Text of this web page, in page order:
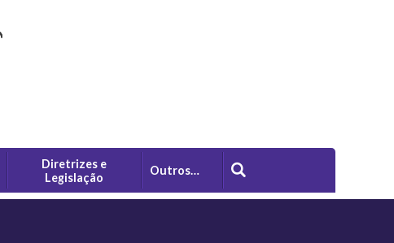
Diretrizes e
Legislação
Outros…